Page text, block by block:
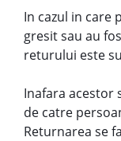
In cazul in care
gresit sau au
returului este
Inafara acestor
de catre
Returnarea se